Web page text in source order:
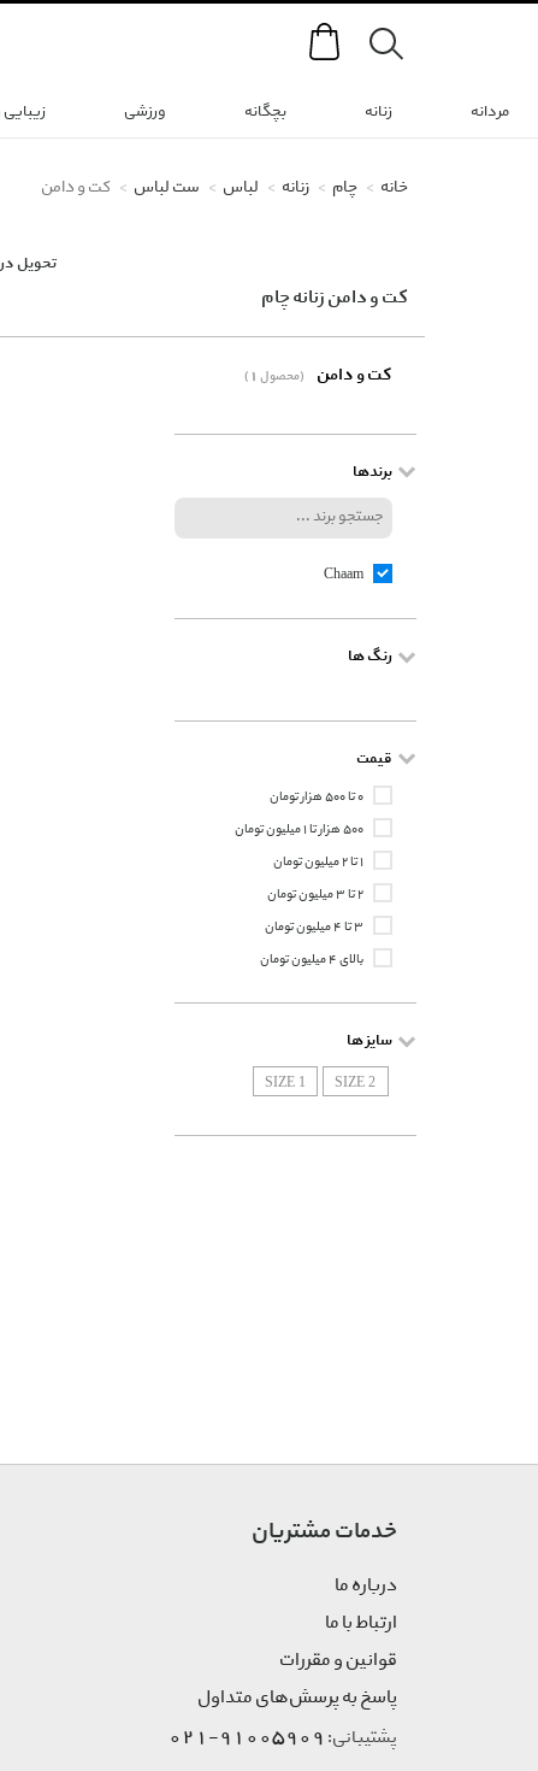
Search
مردانه زنانه بچگانه ورزشی
تحویل
خانه چام زنانه لباس ست لباس کت و دامن
کت و دامن زنانه چام
(1 محصول) کت و دامن
برندها
Chaam
رنگ ها
قیمت
۰ تا ۵۰۰ هزار تومان
۵۰۰ هزار تا ۱ میلیون تومان
۱ تا ۲ میلیون تومان
۲ تا ۳ میلیون تومان
۳ تا ۴ میلیون تومان
بالای ۴ میلیون تومان
سایز ها
SIZE 1 SIZE 2
خدمات مشتریان
درباره ما
ارتباط با ما
قوانین و مقررات
پاسخ به پرسش‌های متداول
پشتیبانی: 91005909-021